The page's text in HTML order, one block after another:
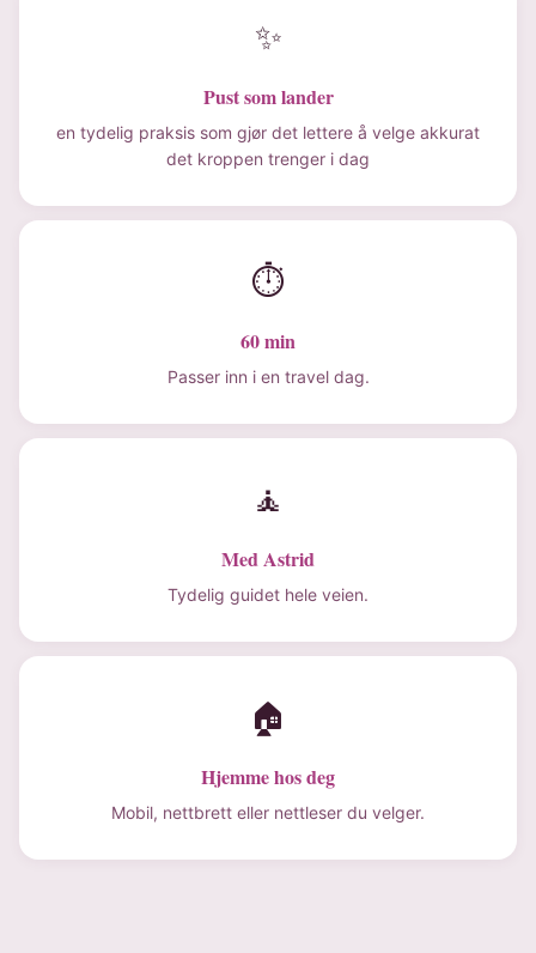
✨
Pust som lander
en tydelig praksis som gjør det lettere å velge akkurat
det kroppen trenger i dag
⏱
60 min
Passer inn i en travel dag.
🧘
Med Astrid
Tydelig guidet hele veien.
🏠
Hjemme hos deg
Mobil, nettbrett eller nettleser du velger.